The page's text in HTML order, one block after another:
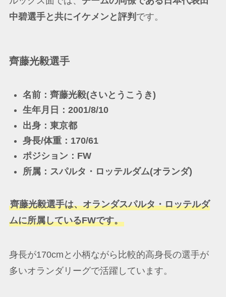
中碧選手と共にイケメンと評判 です。
齊藤光毅選手
名前：齊藤光毅(さいとうこうき)
生年月日：2001/8/10
出身：東京都
身長/体重：170/61
ポジション：FW
所属：スパルタ・ロッテルダム(オランダ)
齊藤光毅選手は、オランダスパルタ・ロッテルダ
ムに所属しているFWです。
身長が170cmと小柄ながら比較的高身長の選手が
多いオランダリーグで活躍しています。